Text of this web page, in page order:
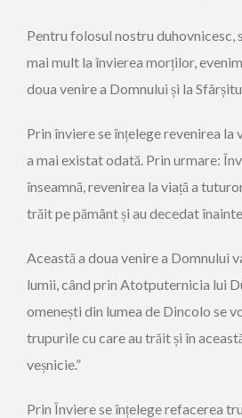
Pentru folosul nostru duhovnicesc,
mai mult la învierea morților,
doua venire a Domnului și la
Prin înviere se înțelege revenirea la
a mai existat odată. Prin urmare:
înseamnă, revenirea la viață a
trăit pe pământ și au decedat
Această a doua venire a Domnului
lumii, când prin Atotputernicia lui
omenești din lumea de Dincolo se
trupurile cu care au trăit și în
veșnicie.”
Prin Înviere se înțelege refacerea